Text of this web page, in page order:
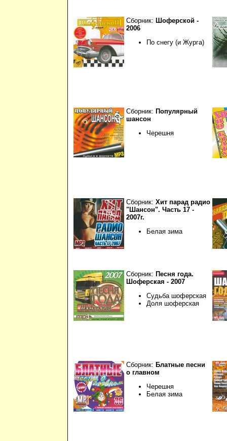
Сборник: Шоферской -
2006
По снегу (и Журга)
Сборник: Популярный
шансон
Черешня
Сборник: Хит парад радио
"Шансон". Часть 17 -
2007г.
Белая зима
Сборник: Песня года.
Шоферская - 2007
Судьба шоферская
Доля шоферская
Сборник: Блатные песни
о главном
Черешня
Белая зима